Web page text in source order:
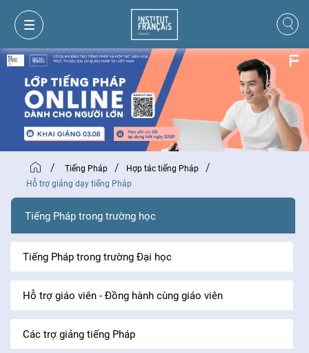
GIỎ HÀNG ĐĂNG NHẬP
VI
/ Tiếng Pháp / Hợp tác tiếng Pháp /
Hỗ trợ giảng dạy tiếng Pháp
Tiếng Pháp trong trường học
Tiếng Pháp trong trường Đại học
Hỗ trợ giáo viên - Đồng hành cùng giáo viên
Các trợ giảng tiếng Pháp